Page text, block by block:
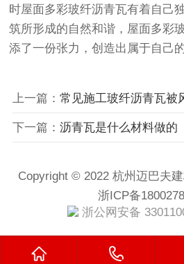
时屋面多彩玻纤沥青瓦有着自己
筑所形成的自然和谐，屋面多彩
添了一份张力，创造出属于自己
上一篇： 常见施工玻纤沥青瓦被
下一篇： 沥青瓦是什么材料做的
Copyright © 2022 杭州迈巴夫
浙ICP备
浙公网安备